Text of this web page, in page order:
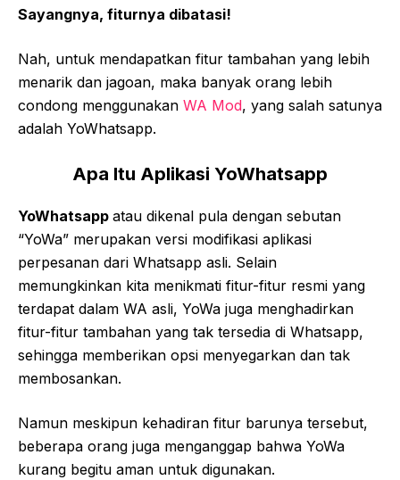
Sayangnya, fiturnya dibatasi!
Nah, untuk mendapatkan fitur tambahan yang lebih
menarik dan jagoan, maka banyak orang lebih
condong menggunakan WA Mod, yang salah satunya
adalah YoWhatsapp.
Apa Itu Aplikasi YoWhatsapp
YoWhatsapp atau dikenal pula dengan sebutan
“YoWa” merupakan versi modifikasi aplikasi
perpesanan dari Whatsapp asli. Selain
memungkinkan kita menikmati fitur-fitur resmi yang
terdapat dalam WA asli, YoWa juga menghadirkan
fitur-fitur tambahan yang tak tersedia di Whatsapp,
sehingga memberikan opsi menyegarkan dan tak
membosankan.
Namun meskipun kehadiran fitur barunya tersebut,
beberapa orang juga menganggap bahwa YoWa
kurang begitu aman untuk digunakan.